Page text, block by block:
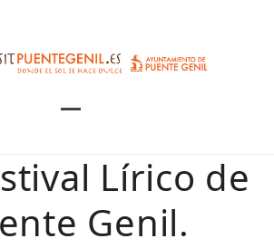
mobile
menu
mobile
menuLírico de
Genil.